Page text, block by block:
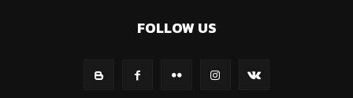
FOLLOW US